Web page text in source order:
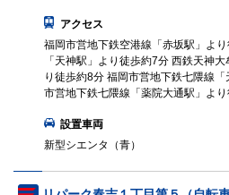
アクセス
福岡市営地下鉄空港線「赤坂駅」よ
「天神駅」より徒歩約7分 西鉄天神
り徒歩約8分 福岡市営地下鉄七隈線
市営地下鉄七隈線「薬院大通駅」よ
設置車両
新型シエンタ（青）